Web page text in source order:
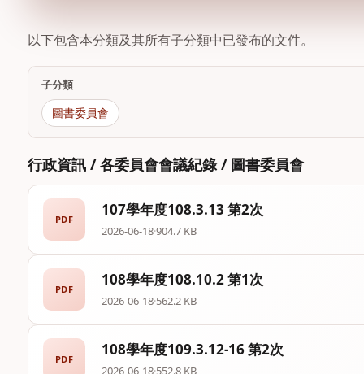
以下包含本分類及其所有子分類中已發布的文件。
子分類
圖書委員會
行政資訊 / 各委員會會議紀錄 / 圖書委員會
PDF
107學年度108.3.13 第2次
2026-06-18·904.7 KB
PDF
108學年度108.10.2 第1次
2026-06-18·562.2 KB
PDF
108學年度109.3.12-16 第2次
2026-06-18·552.8 KB